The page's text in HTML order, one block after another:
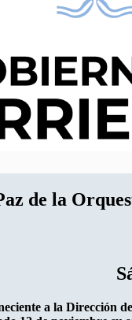
de la
a la Dirección